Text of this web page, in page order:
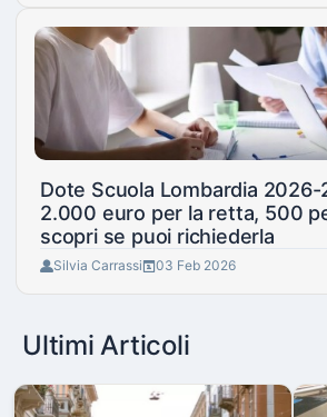
Dote Scuola Lombardia
2.000 euro per la retta, 500
scopri se puoi richiederla
Silvia Carrassi 03 Feb 2026
Ultimi Articoli